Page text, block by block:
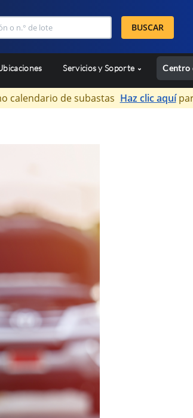
BUSCAR
Servicios y Soporte Centro
calendario de subastas Haz clic aquí